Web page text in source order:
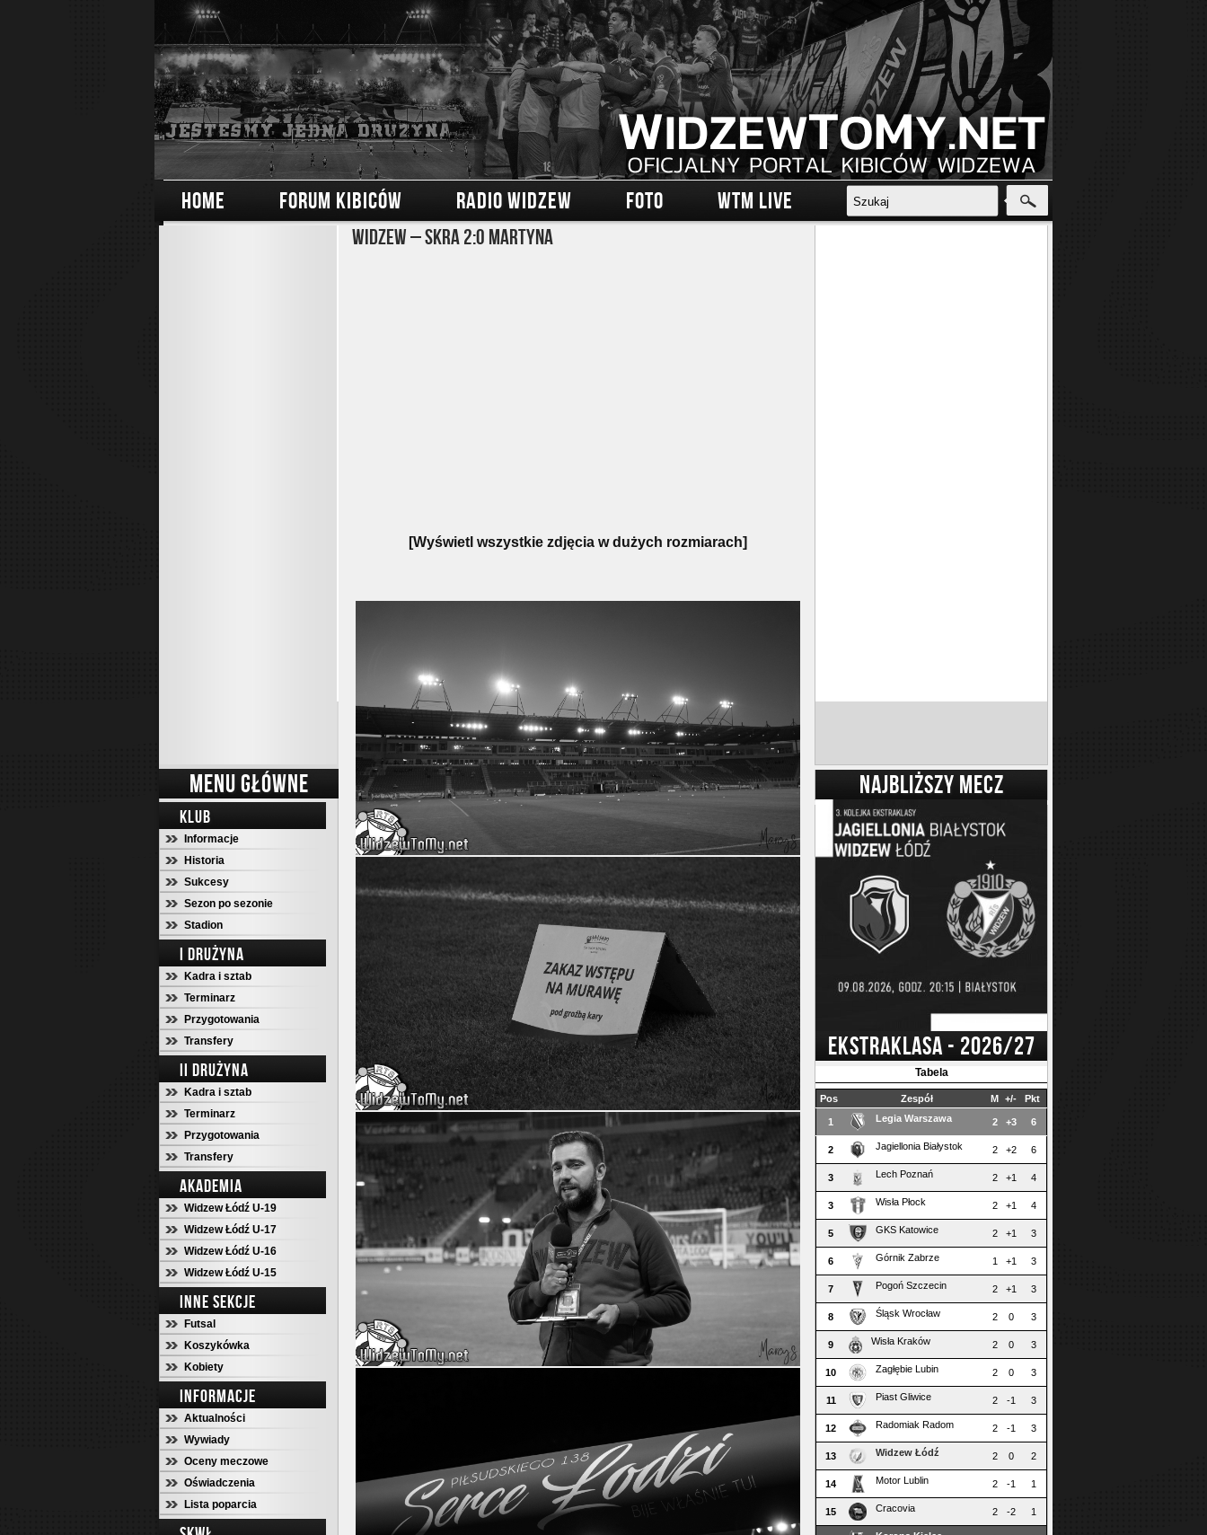
HOME FORUM KIBICÓW RADIO WIDZEW FOTO WTM LIVE
MENU GŁÓWNE
KLUB
Informacje
Historia
Sukcesy
Sezon po sezonie
Stadion
I DRUŻYNA
Kadra i sztab
Terminarz
Przygotowania
Transfery
II DRUŻYNA
Kadra i sztab
Terminarz
Przygotowania
Transfery
AKADEMIA
Widzew Łódź U-19
Widzew Łódź U-17
Widzew Łódź U-16
Widzew Łódź U-15
INNE SEKCJE
Futsal
Koszykówka
Kobiety
INFORMACJE
Aktualności
Wywiady
Oceny meczowe
Oświadczenia
Lista poparcia
Widzew – Skra 2:0 Martyna
[Wyświetl wszystkie zdjęcia w dużych rozmiarach]
NAJBLIŻSZY MECZ
EKSTRAKLASA - 2026/27
Tabela
Pos Zespół M +/- Pkt
1 Legia Warszawa 2 +3 6
2 Jagiellonia Białystok 2 +2 6
3 Lech Poznań 2 +1 4
3 Wisła Płock 2 +1 4
5 GKS Katowice 2 +1 3
6 Górnik Zabrze 1 +1 3
7 Pogoń Szczecin 2 +1 3
8 Śląsk Wrocław 2 0 3
9 Wisła Kraków 2 0 3
10 Zagłębie Lubin 2 0 3
11 Piast Gliwice 2 -1 3
12 Radomiak Radom 2 -1 3
13 Widzew Łódź 2 0 2
14 Motor Lublin 2 -1 1
15 Cracovia 2 -2 1